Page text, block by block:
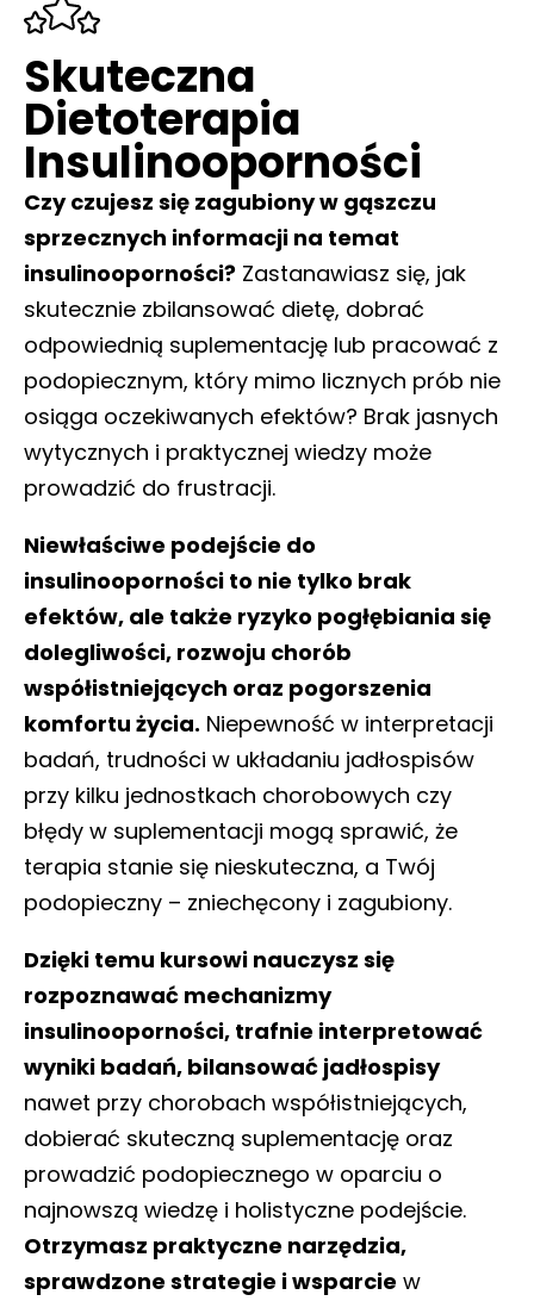
Skuteczna
Dietoterapia
Insulinooporności
Czy czujesz się zagubiony w gąszczu
sprzecznych informacji na temat
insulinooporności? Zastanawiasz się, jak
skutecznie zbilansować dietę, dobrać
odpowiednią suplementację lub pracować z
podopiecznym, który mimo licznych prób nie
osiąga oczekiwanych efektów? Brak jasnych
wytycznych i praktycznej wiedzy może
prowadzić do frustracji.
Niewłaściwe podejście do
insulinooporności to nie tylko brak
efektów, ale także ryzyko pogłębiania się
dolegliwości, rozwoju chorób
współistniejących oraz pogorszenia
komfortu życia. Niepewność w interpretacji
badań, trudności w układaniu jadłospisów
przy kilku jednostkach chorobowych czy
błędy w suplementacji mogą sprawić, że
terapia stanie się nieskuteczna, a Twój
podopieczny – zniechęcony i zagubiony.
Dzięki temu kursowi nauczysz się
rozpoznawać mechanizmy
insulinooporności, trafnie interpretować
wyniki badań, bilansować jadłospisy
nawet przy chorobach współistniejących,
dobierać skuteczną suplementację oraz
prowadzić podopiecznego w oparciu o
najnowszą wiedzę i holistyczne podejście.
Otrzymasz praktyczne narzędzia,
sprawdzone strategie i wsparcie w